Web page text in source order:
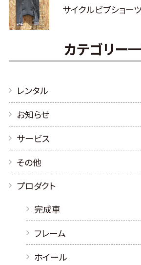
サイクルビブショ
カテゴリー
レンタル
お知らせ
サービス
その他
プロダクト
完成車
フレーム
ホイール